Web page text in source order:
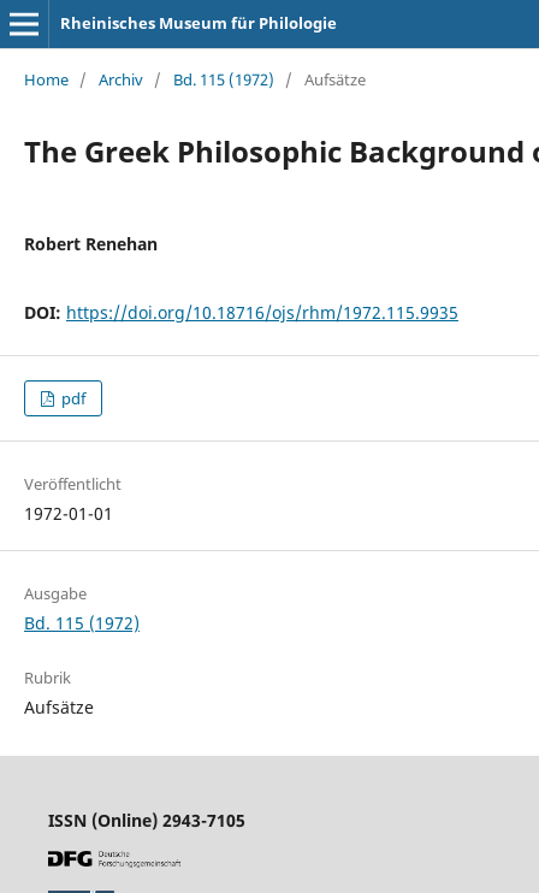
Rheinisches Museum für Philologie
Home / Archiv / Bd. 115 (1972) / Aufsätze
The Greek Philosophic Background
Robert Renehan
DOI: https://doi.org/10.18716/ojs/rhm/1972.115.9935
pdf
Veröffentlicht
1972-01-01
Ausgabe
Bd. 115 (1972)
Rubrik
Aufsätze
ISSN (Online) 2943-7105